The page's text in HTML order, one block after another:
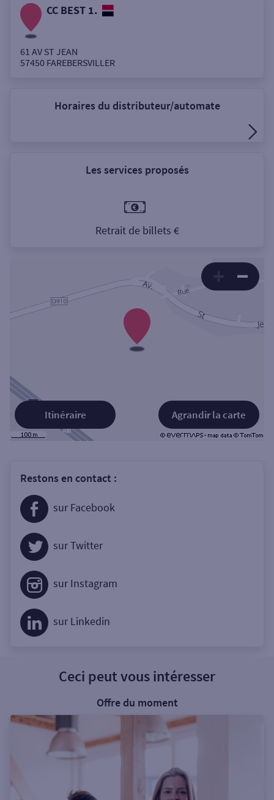
Autour de moi
CC BEST 1.
61 AV ST JEAN
57450 FAREBERSVILLER
Horaires du distributeur/automate
Les services proposés
Retrait de billets €
Agrandir la carte
Itinéraire
Restons en contact :
sur Facebook
sur Twitter
sur Instagram
sur Linkedin
Ceci peut vous intéresser
Offre du moment